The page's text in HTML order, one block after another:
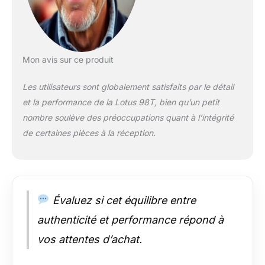
lors de courses à
grande vitesse et
Voitures super
conception de
carrosserie monobloc
extrêmement
suffisamment
résistante pour
résister aux courses
Voitures de course :
Mon avis sur ce produit
Les utilisateurs sont globalement satisfaits par le détail
et la performance de la Lotus 98T, bien qu’un petit
nombre soulève des préoccupations quant à l’intégrité
de certaines pièces à la réception.
Évaluez si cet équilibre entre
authenticité et performance répond à
vos attentes d’achat.